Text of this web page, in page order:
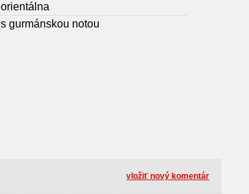
orientálna
s gurmánskou notou
vložiť nový komentár